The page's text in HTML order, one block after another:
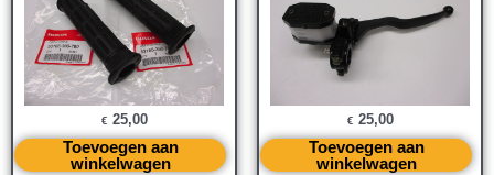
€ 25,00
Toevoegen aan
winkelwagen
€ 25,00
Toevoegen aan
winkelwagen